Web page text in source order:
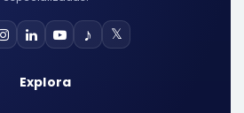
♪ 𝕏
Explora